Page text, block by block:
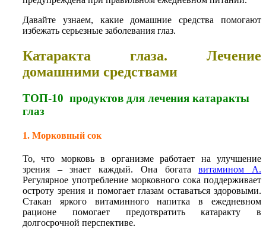
Давайте узнаем, какие домашние средства помогают
избежать серьезные заболевания глаз.
Катаракта глаза. Лечение
домашними средствами
ТОП-10 продуктов для лечения катаракты
глаз
1. Морковный сок
То, что морковь в организме работает на улучшение
зрения – знает каждый. Она богатавитамином А.
Регулярное употребление морковного сока поддерживает
остроту зрения и помогает глазам оставаться здоровыми.
Стакан яркого витаминного напитка в ежедневном
рационе помогает предотвратить катаракту в
долгосрочной перспективе.